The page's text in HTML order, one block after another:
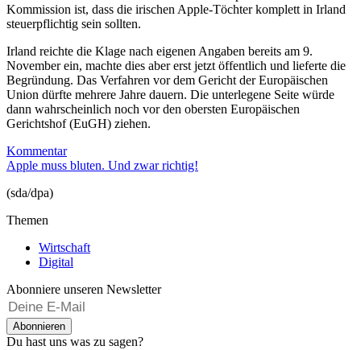
Kommission ist, dass die irischen Apple-Töchter komplett in Irland
steuerpflichtig sein sollten.
Irland reichte die Klage nach eigenen Angaben bereits am 9.
November ein, machte dies aber erst jetzt öffentlich und lieferte die
Begründung. Das Verfahren vor dem Gericht der Europäischen
Union dürfte mehrere Jahre dauern. Die unterlegene Seite würde
dann wahrscheinlich noch vor den obersten Europäischen
Gerichtshof (EuGH) ziehen.
Kommentar
Apple muss bluten. Und zwar richtig!
(sda/dpa)
Themen
Wirtschaft
Digital
Abonniere unseren Newsletter
Abonnieren
Du hast uns was zu sagen?